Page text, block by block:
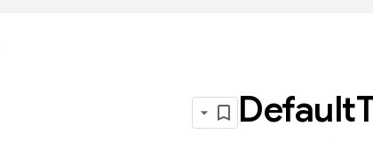
Default